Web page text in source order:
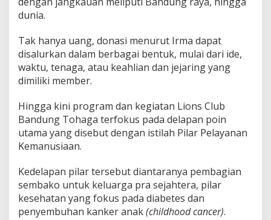
dunia.
Tak hanya uang, donasi menurut Irma dapat
disalurkan dalam berbagai bentuk, mulai dari ide,
waktu, tenaga, atau keahlian dan jejaring yang
dimiliki member.
Hingga kini program dan kegiatan Lions Club
Bandung Tohaga terfokus pada delapan poin
utama yang disebut dengan istilah Pilar Pelayanan
Kemanusiaan.
Kedelapan pilar tersebut diantaranya pembagian
sembako untuk keluarga pra sejahtera, pilar
kesehatan yang fokus pada diabetes dan
penyembuhan kanker anak(childhood cancer).